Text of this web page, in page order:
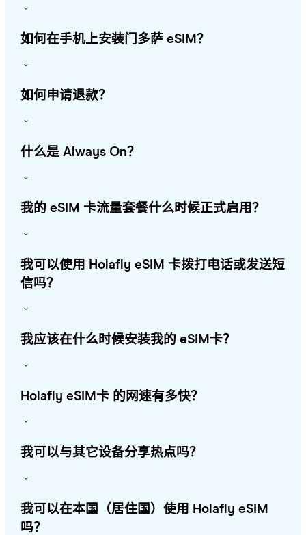
如何在手机上安装门多萨 eSIM？
如何申请退款？
什么是 Always On？
我的 eSIM 卡流量套餐什么时候正式启用？
我可以使用 Holafly eSIM 卡拨打电话或发送短
信吗？
我应该在什么时候安装我的 eSIM卡？
Holafly eSIM卡 的网速有多快？
我可以与其它设备分享热点吗？
我可以在本国（居住国）使用 Holafly eSIM
吗？